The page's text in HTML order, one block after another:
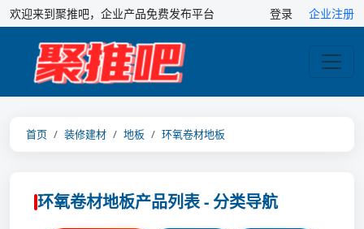
欢迎来到聚推吧，企业产品免费发布平台 登录 企业注册
首页 装修建材 地板 环氧卷材地板
环氧卷材地板产品列表 - 分类导航